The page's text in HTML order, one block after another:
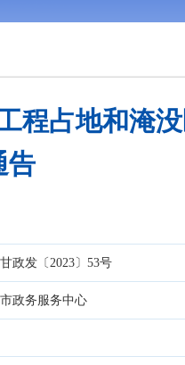
程占地和淹
告
甘政发〔2023〕53号
市政务服务中心